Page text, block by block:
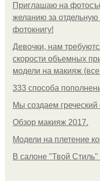
Приглашаю на
желанию за
фотокнигу!
Девочки, нам
скорости объемных
модели на макияж
333 способа
Мы создаем греческий
Обзор макияж 2017.
Модели на плетение
В салоне "Твой Стиль"